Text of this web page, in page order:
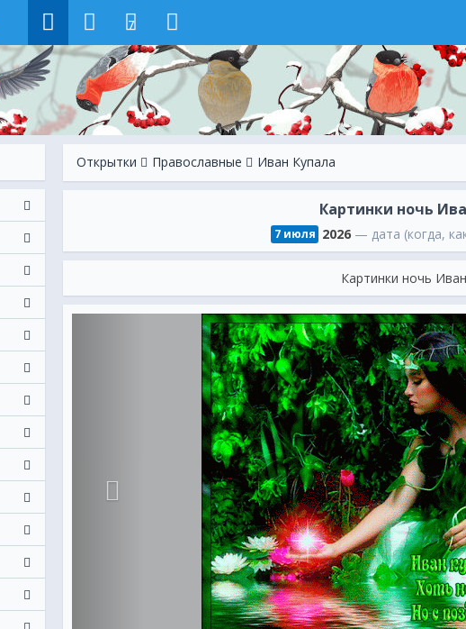
7
Открытки Православные Иван Купала
Картинки ночь
7 июля 2026 — дата (когда,
Картинки ночь